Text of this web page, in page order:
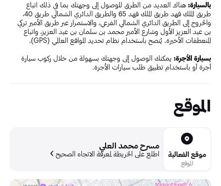
بالسيارة: هناك العديد من الطرق للوصول إلى وجهتك بما في ذلك اتباع
طريق الملك فهد طريق الملك فهد 65 والطريق الدائري الشمالي طريق 40،
والخروج إلى الطريق الدائري الشمالي الفرعي، والاستمرار عبر طريق الأمير تركي
بن عبد العزيز الأول وشارع الأمير محمد بن سلمان بن عبد العزيز، واتباع
المنعطفات الأخيرة. يُنصح باستخدام نظام تحديد المواقع العالمي (GPS).
بسيارة الأجرة: يمكنك الوصول إلى وجهتك بسهولة من خلال ركوب سيارة
أجرة أو باستخدام تطبيق طلب سيارات الأجرة.
الموقع
موقع الفعالية
الموقع
مسرح محمد العلي
اطلع على الخريطة لمعرفة الاتجاه الصحيح